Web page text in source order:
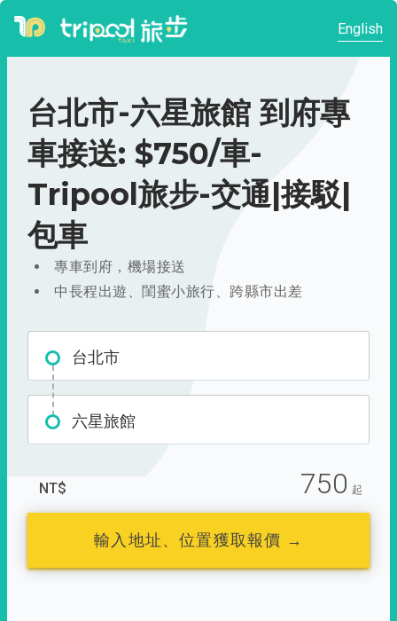
English
台北市-六星旅館 到府專
車接送: $750/車-
Tripool旅步-交通|接駁|
包車
專車到府，機場接送
中長程出遊、閨蜜小旅行、跨縣市出差
台北市
六星旅館
NT$ 750 起
輸入地址、位置獲取報價 →